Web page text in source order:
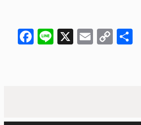
Facebook
Line
X EmailCopy